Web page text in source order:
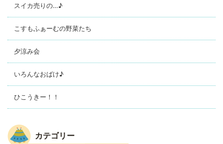
スイカ売りの…♪
こすもふぁーむの野菜たち
夕涼み会
いろんなおばけ♪
ひこうきー！！
カテゴリー